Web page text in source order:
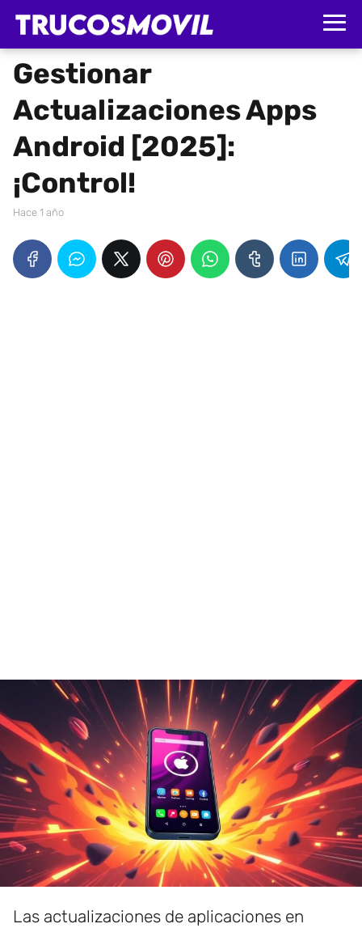
Gestionar
Actualizaciones Apps
Android [2025]:
¡Control!
hace 1 año
Las actualizaciones de aplicaciones en